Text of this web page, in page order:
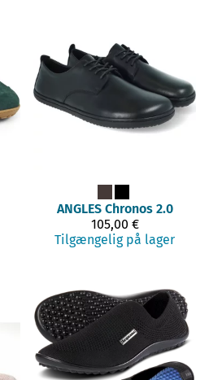
ANGLES Chronos 2.0
105,00 €
Tilgængelig på lager